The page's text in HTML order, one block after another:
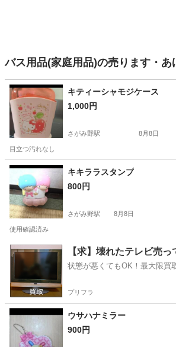
バス用品(家庭用品)の売ります・あ
キティーシャモジケース
1,000円
さがみ野駅 8月8日
目立つ汚れなし
神奈川 綾瀬市 さがみ野駅 生活雑貨
キキララスタンプ
800円
さがみ野駅 8月8日
使用確認済み
神奈川 綾瀬市 さがみ野駅 生活雑貨
【求】壊れたテレビ売っ
状態が悪くてもOK！最大限買
プリフラ
ウサハナミラー
900円